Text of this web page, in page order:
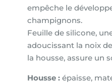
empêche le
champignons.
Feuille de silicone,
adoucissant la noix
la housse, assure un
Housse : épaisse,